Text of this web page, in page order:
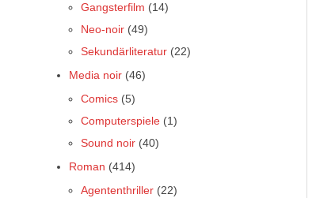
Gangsterfilm (14)
Neo-noir (49)
Sekundärliteratur (22)
Media noir (46)
Comics (5)
Computerspiele (1)
Sound noir (40)
Roman (414)
Agententhriller (22)